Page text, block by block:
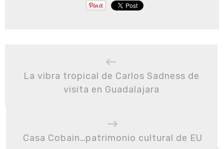
La vibra tropical de Carlos Sadness de
visita en Guadalajara
Casa Cobain…patrimonio cultural de EU